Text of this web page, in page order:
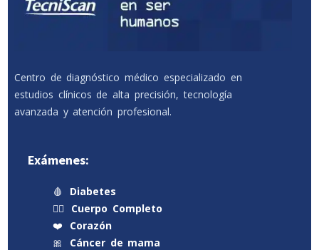
Centro de diagnóstico médico especializado en
estudios clínicos de alta precisión, tecnología
avanzada y atención profesional.
Exámenes:
🩸
Diabetes
🧍‍♂️
Cuerpo Completo
❤️
Corazón
🎀
Cáncer de mama